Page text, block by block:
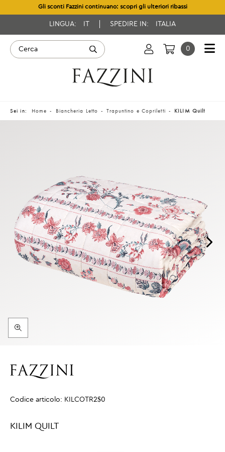
Gli sconti Fazzini continuano: scopri gli ulteriori ribassi
LINGUA: SPEDIRE IN: ITALIA
0
Sei in: Home Biancheria Letto Trapuntino e Copriletti KILIM Quilt
Codice articolo: KILCOTR2$0
KILIM QUILT